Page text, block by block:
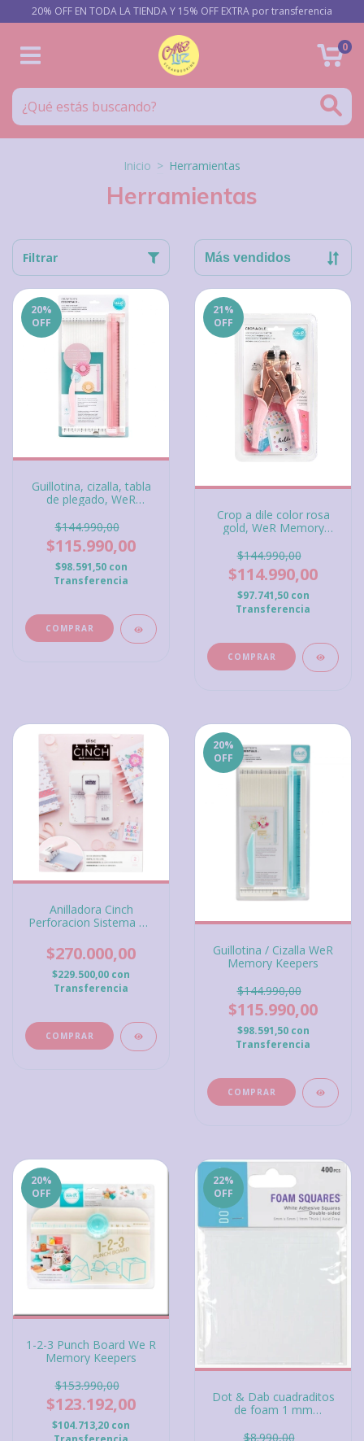
20% OFF EN TODA LA TIENDA Y 15% OFF EXTRA por transferencia
0
Inicio > Herramientas
Herramientas
Filtrar
20%
OFF
Guillotina, cizalla, tabla
de plegado, WeR
$144.990,00
$115.990,00
$98.591,50 con
Transferencia
21%
OFF
Crop a dile color rosa
gold, WeR Memory
$144.990,00
$114.990,00
$97.741,50 con
Transferencia
Anilladora Cinch
Perforacion Sistema De
Book Binding Tool,
Máquina para
encuadernación con
sistema de Discos
$270.000,00
$229.500,00 con
Transferencia
20%
OFF
Guillotina / Cizalla WeR
Memory Keepers
$144.990,00
$115.990,00
$98.591,50 con
Transferencia
20%
OFF
1-2-3 Punch Board We R
Memory Keepers
$153.990,00
$123.192,00
$104.713,20 con
22%
OFF
Dot & Dab cuadraditos
de foam 1 mm
5x5 mm 400 pcs
$8.990,00